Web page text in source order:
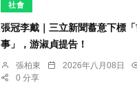
社會
張冠李戴｜三立新聞蓄意下標
事」，游淑貞提告！
張柏東 2026年八月08日
0 分享